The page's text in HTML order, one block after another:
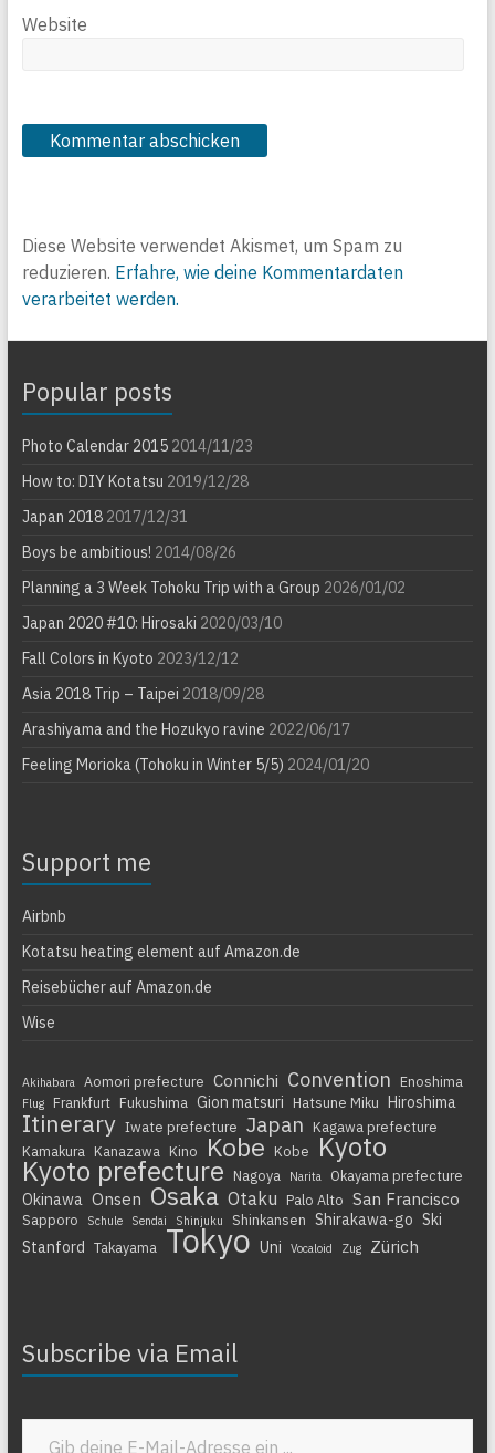
Website
Diese Website verwendet Akismet, um Spam zu
reduzieren. Erfahre, wie deine Kommentardaten
verarbeitet werden.
Popular posts
Photo Calendar 20152014/11/23
How to: DIY Kotatsu 2019/12/28
Japan 20182017/12/31
Boys be ambitious! 2014/08/26
Planning a 3 Week Tohoku Trip with a Group 2026/01/02
Japan 2020 #10: Hirosaki 2020/03/10
Fall Colors in Kyoto 2023/12/12
Asia 2018 Trip – Taipei 2018/09/28
Arashiyama and the Hozukyo ravine 2022/06/17
Feeling Morioka (Tohoku in Winter 5/5) 2024/01/20
Support me
Airbnb
Kotatsu heating element auf Amazon.de
Reisebücher auf Amazon.de
Wise
Akihabara Aomori prefecture Connichi Convention Enoshima
Flug Frankfurt Fukushima Gion matsuri Hatsune Miku Hiroshima
Itinerary Iwate prefecture Japan
Kagawa prefecture
Kamakura
Kanazawa Kino Kobe Kobe Kyoto
Kyoto prefecture Nagoya Narita Okayama prefecture
Okinawa Onsen Osaka Otaku Palo Alto San Francisco
Sapporo Schule Sendai Shinjuku Shinkansen Shirakawa-go Ski
Stanford Takayama Tokyo Uni Vocaloid Zug Zürich
Subscribe via Email
Gib deine E-Mail-Adresse ein ...